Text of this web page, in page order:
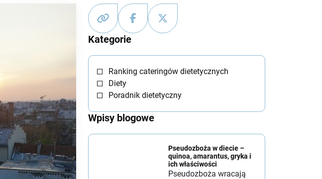
Kategorie
Ranking cateringów dietetycznych
Diety
Poradnik dietetyczny
Wpisy blogowe
Pseudozboża w diecie –
quinoa, amarantus, gryka i
ich właściwości
Pseudozboża wracają